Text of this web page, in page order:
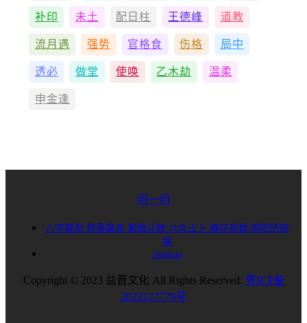
补印 未土 配日柱 王德峰 道教
流月遇 强势 官格食 伤格 局中
透必 做堂 使唤 乙木劫 温柔
申金逢
问一问
八字算命 称骨算命 紫微斗数 六爻占卜 梅花易数 阴阳历转
换
sitemap
Copyright © 2023 益晋文化 All Rights Reserved. 粤ICP备
2023127779号